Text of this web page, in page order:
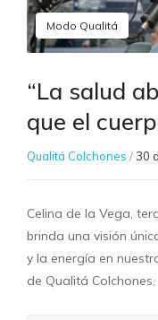
Modo Qualitá
“La salud
que el
Qualitá Colchones / 30
Celina de la Vega,
brinda una visión
y la energía en
de Qualitá Colchones.